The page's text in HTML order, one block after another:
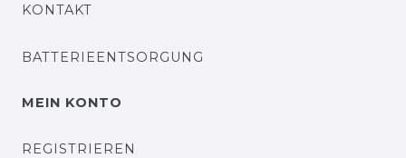
KONTAKT
BATTERIEENTSORGUNG
MEIN KONTO
REGISTRIEREN